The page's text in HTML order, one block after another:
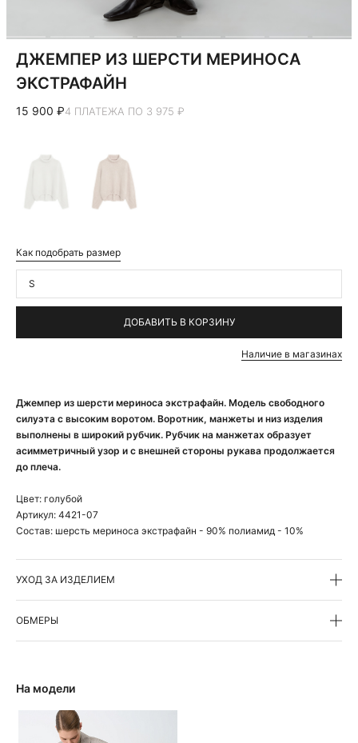
Джемпер из шерсти мериноса экстрафайн. Модель свободного
силуэта с высоким воротом. Воротник, манжеты и низ изделия
выполнены в широкий рубчик. Рубчик на манжетах образует
асимметричный узор и с внешней стороны рукава продолжается
до плеча.
Цвет: голубой
Артикул: 4421-07
Состав: шерсть мериноса экстрафайн - 90% полиамид - 10%
УХОД ЗА ИЗДЕЛИЕМ
ОБМЕРЫ
ДЖЕМПЕР ИЗ ШЕРСТИ МЕРИНОСА
ЭКСТРАФАЙН
15 900 ₽4 ПЛАТЕЖА ПО 3 975 ₽
Как подобрать размер
S
ДОБАВИТЬ В КОРЗИНУ
Наличие в магазинах
На модели